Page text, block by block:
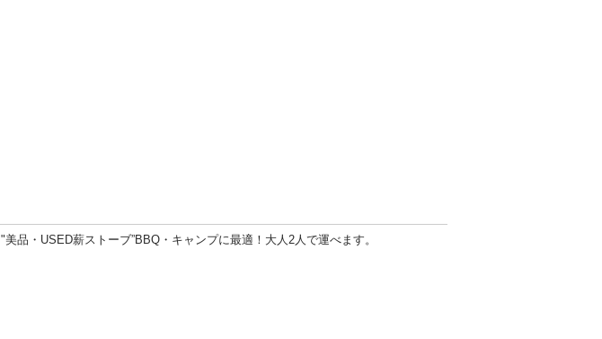
"美品・USED薪ストーブ”BBQ・キャンプに最適！大人2人で運べます。